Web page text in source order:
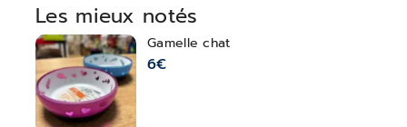
Les mieux notés
Gamelle chat
6€